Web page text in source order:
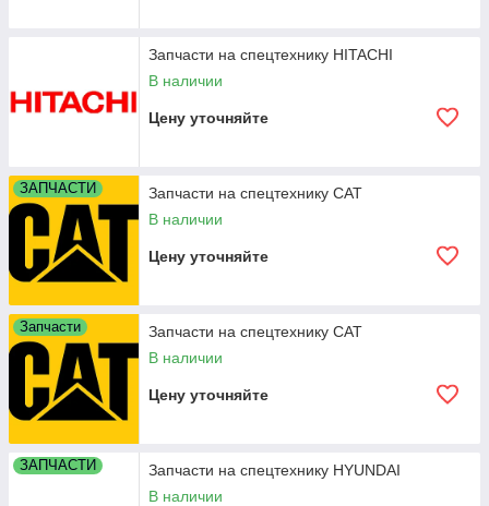
Запчасти на спецтехнику HITACHI
В наличии
Цену уточняйте
ЗАПЧАСТИ
Запчасти на спецтехнику САТ
В наличии
Цену уточняйте
Запчасти
Запчасти на спецтехнику САТ
В наличии
Цену уточняйте
ЗАПЧАСТИ
Запчасти на спецтехнику HYUNDAI
В наличии